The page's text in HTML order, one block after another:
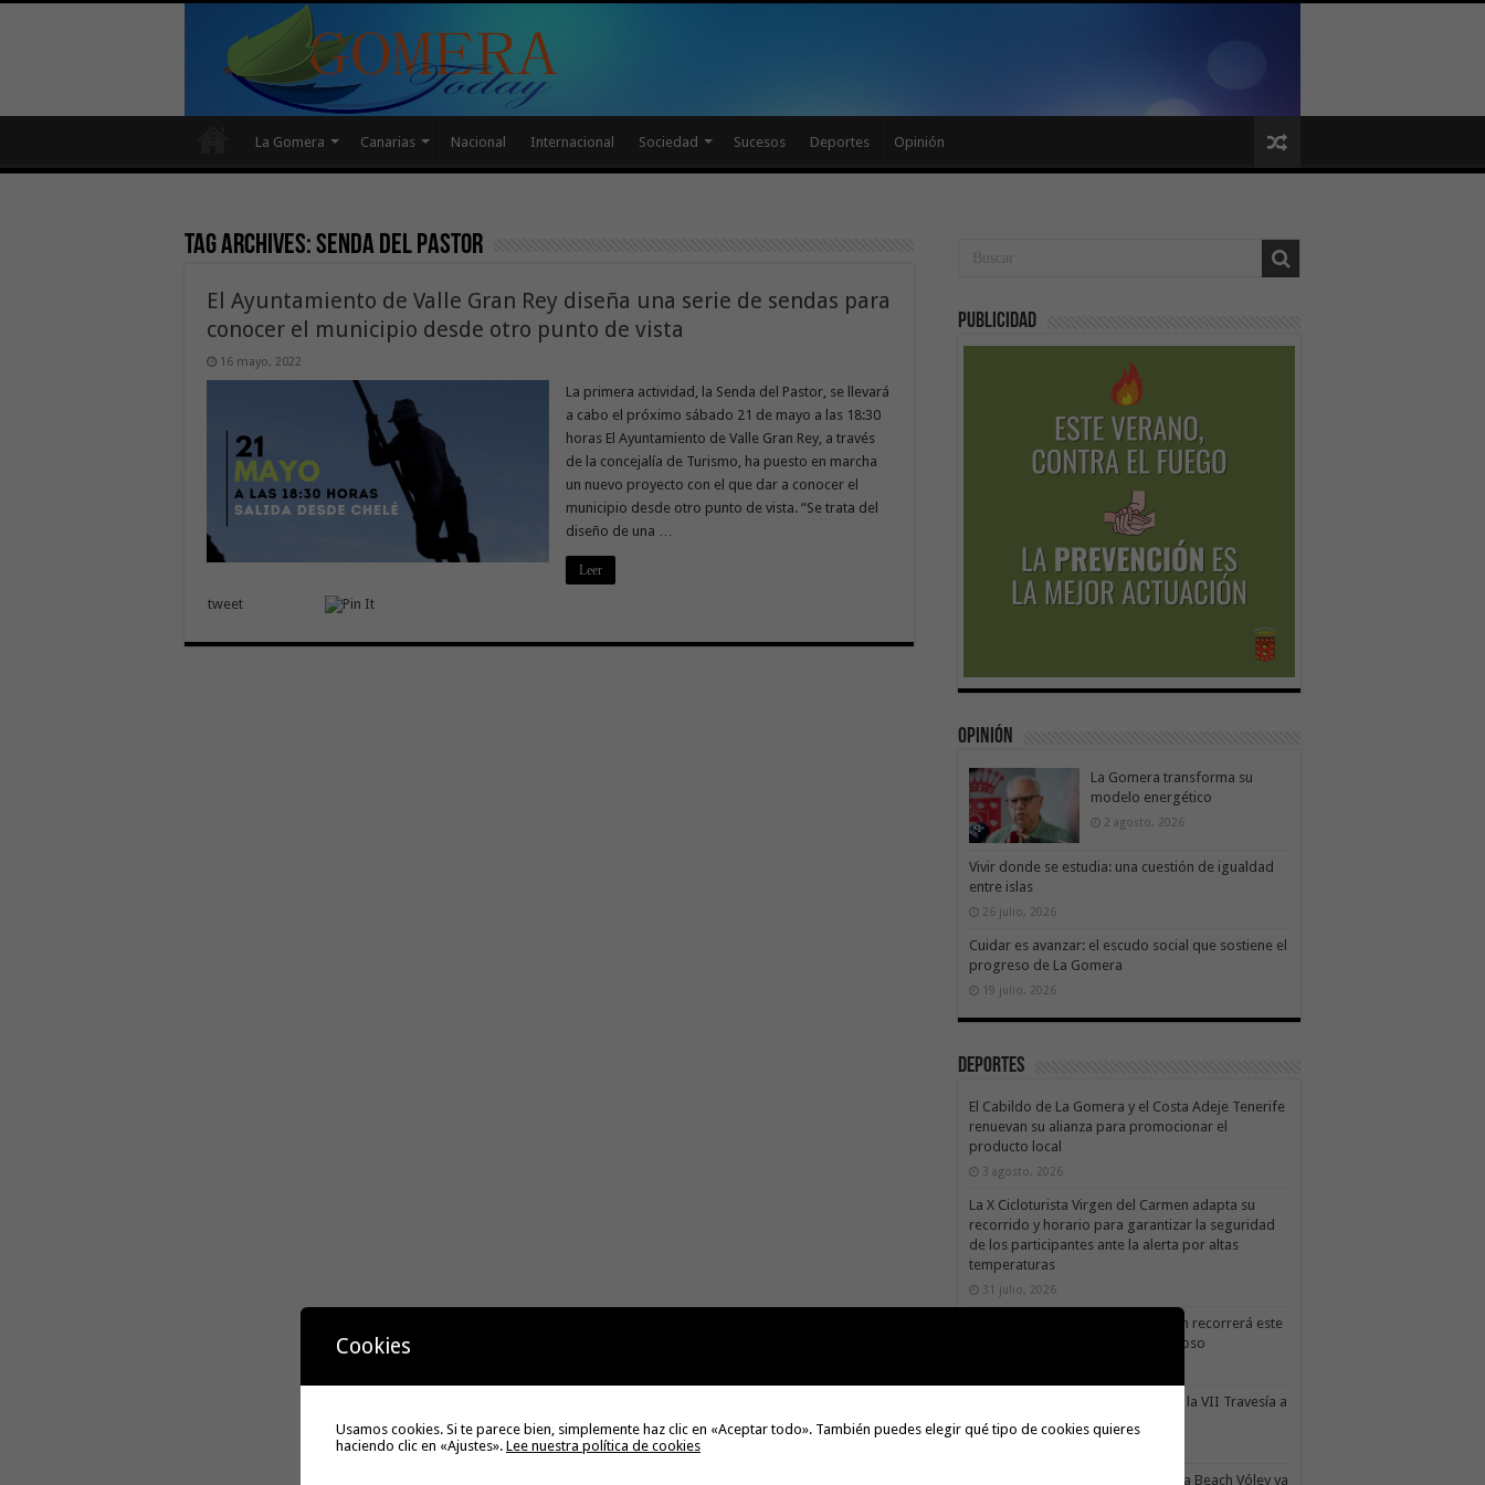
La Gomera Canarias Nacional Internacional Sociedad Sucesos Deportes Opinión
Tag Archives:Senda del Pastor
El Ayuntamiento de Valle Gran Rey diseña una serie de sendas para
conocer el municipio desde otro punto de vista
16 mayo, 2022
La primera actividad, la Senda del Pastor, se llevará
a cabo el próximo sábado 21 de mayo a las 18:30
horas El Ayuntamiento de Valle Gran Rey, a través
de la concejalía de Turismo, ha puesto en marcha
un nuevo proyecto con el que dar a conocer el
municipio desde otro punto de vista. “Se trata del
diseño de una …
Leer
tweet
Publicidad
Opinión
La Gomera transforma su
modelo energético
2 agosto, 2026
Vivir donde se estudia: una cuestión de igualdad
entre islas
26 julio, 2026
Cuidar es avanzar: el escudo social que sostiene el
progreso de La Gomera
19 julio, 2026
Deportes
El Cabildo de La Gomera y el Costa Adeje Tenerife
renuevan su alianza para promocionar el
producto local
3 agosto, 2026
La X Cicloturista Virgen del Carmen adapta su
recorrido y horario para garantizar la seguridad
de los participantes ante la alerta por altas
temperaturas
31 julio, 2026
La X Cicloturista Virgen del Carmen recorrerá este
sábado los paisajes de Vallehermoso
Valle Gran Rey acoge este sábado la VII Travesía a
Nado Isla Colombina
El II torneo Autonómico Gomahara Beach Vóley ya
Cookies
Usamos cookies. Si te parece bien, simplemente haz clic en «Aceptar todo». También puedes elegir qué tipo de cookies quieres
haciendo clic en «Ajustes». Lee nuestra política de cookies